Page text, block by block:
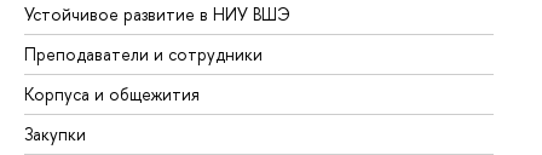
Устойчивое развитие в НИУ ВШЭ
Преподаватели и сотрудники
Корпуса и общежития
Закупки